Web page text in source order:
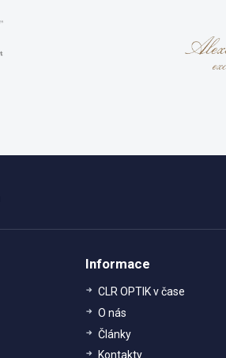
Informace
CLR OPTIK v čase
O nás
Články
Kontakty